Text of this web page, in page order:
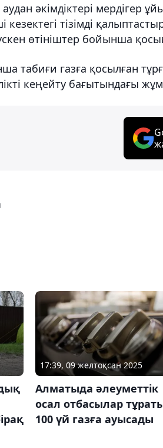
әкімдіктері мердігер
тізімді
өтініштер бойынша
табиғи газға қосылған
кеңейту бағытындағы
17:39, 09 желтоқсан 2025
Алматыда әлеуметтік
осал отбасылар
100 үй газға ауысады